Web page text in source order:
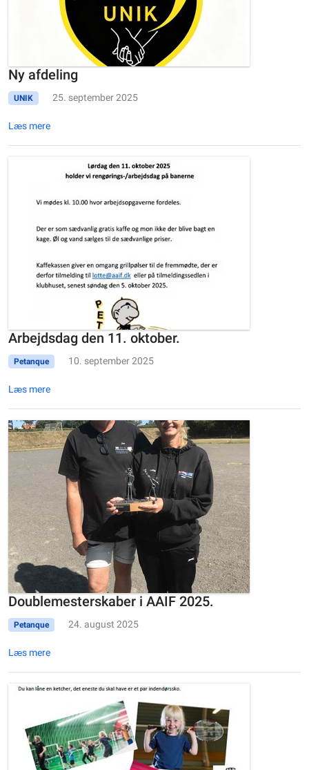
Ny afdeling
UNIK 25. september 2025
Læs mere
Arbejdsdag den 11. oktober.
Petanque 10. september 2025
Læs mere
Doublemesterskaber i AAIF 2025.
Petanque 24. august 2025
Læs mere